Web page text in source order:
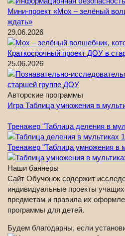
Мини-проект «Мох – зелёный
ждать»
29.06.2026
Краткосрочный проект ДОУ в
25.06.2026
Авторские программы
Игра Таблица умножения в
Тренажер "Таблица деления в
Тренажер "Таблица умножения в
Наши баннеры
Сайт Обучонок содержит
индивидуальные проекты
предметам и правила их
программы для детей.
Будем благодарны, если